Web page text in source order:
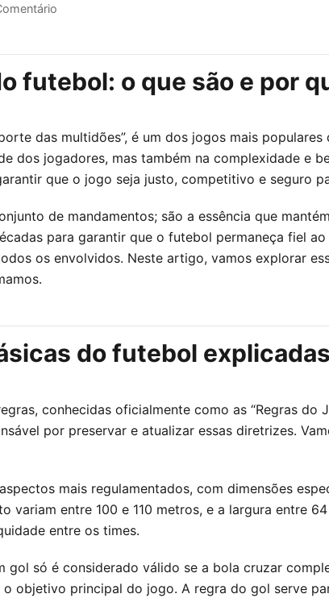
futebol: o que são e por
das multidões”, é um dos jogos mais
dos jogadores, mas também na complexidade e
que o jogo seja justo, competitivo e seguro
de mandamentos; são a essência que
para garantir que o futebol permaneça fiel
os envolvidos. Neste artigo, vamos explorar
do futebol explicadas
conhecidas oficialmente como as “Regras do
por preservar e atualizar essas diretrizes.
mais regulamentados, com dimensões
variam entre 100 e 110 metros, e a largura entre
entre os times.
gol só é considerado válido se a bola cruzar
objetivo principal do jogo. A regra do gol serve